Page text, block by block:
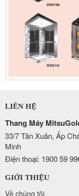
LIÊN HỆ
Thang Máy
33/7 Tân Xuân, Ấp
Minh
Điện thoại: 1900 59
GIỚI THIỆU
Về chúng tôi